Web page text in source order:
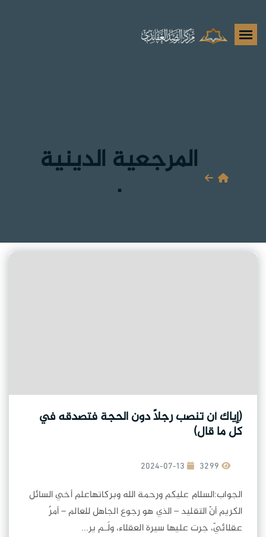
المرجعية الدينية
.
(إياك أن تنصب رجلاً دون الحجة فتصدقه في
كل ما قال)
2024-07-13
الجواب:السلام عليكم ورحمة الله وبركاتهاعلم أخي السائل
الكريم أنّ التقليد – الذي هو رجوع الجاهل للعالم – أمرٌ
عقلائيّ، جرت عليها سيرة العقلاء، ولَـم ير...